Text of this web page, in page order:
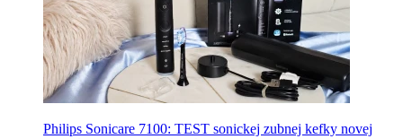
Philips Sonicare 7100: TEST sonickej zubnej kefky novej